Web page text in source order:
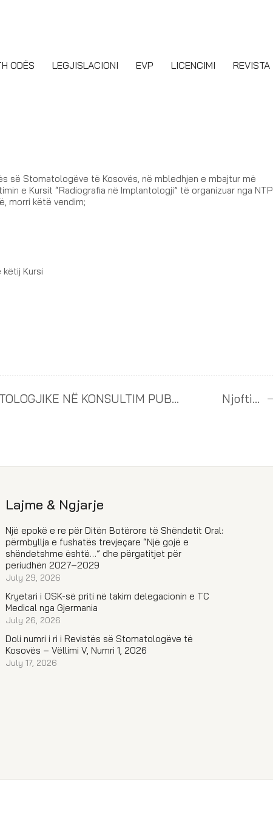
ODËS LEGJISLACIONI EVP LICENCIMI REVISTA
së Stomatologëve të Kosovës, në mbledhjen e mbajtur më
e Kursit “Radiografia në Implantologji” të organizuar nga NTP
morri këtë vendim;
Kursi
KODI ETIK DHE DEONTOLOGJIA STOMATOLOGJIKE NË KONSULTIM PUBLIK Njoftim
Lajme & Ngjarje
Një epokë e re për Ditën Botërore të Shëndetit Oral:
përmbyllja e fushatës trevjeçare “Një gojë e
shëndetshme është…” dhe përgatitjet për
periudhën 2027–2029
July 29, 2026
Kryetari i OSK-së priti në takim delegacionin e TC
Medical nga Gjermania
July 26, 2026
Doli numri i ri i Revistës së Stomatologëve të
Kosovës – Vëllimi V, Numri 1, 2026
July 17, 2026